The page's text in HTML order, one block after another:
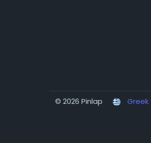
© 2026 Pinlap Greek